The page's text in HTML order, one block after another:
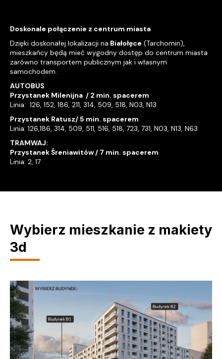
Doskonale połączenie z centrum miasta
Dzięki doskonałej lokalizacji na Białołęce (Tarchomin),
mieszkańcy będą mieć wygodny dostęp do centrum miasta
zarówno transportem publicznym jak i własnym
samochodem.
AUTOBUS
Przystanek Milenijna / 2 min. spacerem
Linia: 126, 152, 186, 211, 314, 509, 518, N03, N13
Przystanek Ratusz/ 5 min. spacerem
Linia: 126,186, 314, 509, 511, 516, 518, 723, 731, N03, N13, N63
TRAMWAJ:
Przystanek Śreniawitów / 7 min. spacerem
Linia: 2, 17
Wybierz mieszkanie z makiety
3d